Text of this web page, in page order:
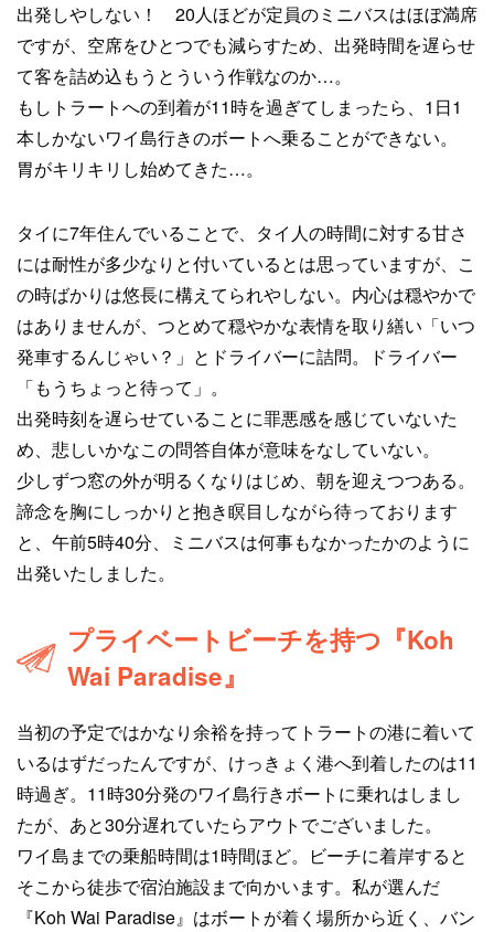
出発しやしない！ 20人ほどが定員のミニバスはほぼ満席
ですが、空席をひとつでも減らすため、出発時間を遅らせ
て客を詰め込もうとういう作戦なのか…。
もしトラートへの到着が11時を過ぎてしまったら、1日1
本しかないワイ島行きのボートへ乗ることができない。
胃がキリキリし始めてきた…。
タイに7年住んでいることで、タイ人の時間に対する甘さ
には耐性が多少なりと付いているとは思っていますが、こ
の時ばかりは悠長に構えてられやしない。内心は穏やかで
はありませんが、つとめて穏やかな表情を取り繕い「いつ
発車するんじゃい？」とドライバーに詰問。ドライバー
「もうちょっと待って」。
出発時刻を遅らせていることに罪悪感を感じていないた
め、悲しいかなこの問答自体が意味をなしていない。
少しずつ窓の外が明るくなりはじめ、朝を迎えつつある。
諦念を胸にしっかりと抱き瞑目しながら待っております
と、午前5時40分、ミニバスは何事もなかったかのように
出発いたしました。
プライベートビーチを持つ『Koh
Wai Paradise』
当初の予定ではかなり余裕を持ってトラートの港に着いて
いるはずだったんですが、けっきょく港へ到着したのは11
時過ぎ。11時30分発のワイ島行きボートに乗れはしまし
たが、あと30分遅れていたらアウトでございました。
ワイ島までの乗船時間は1時間ほど。ビーチに着岸すると
そこから徒歩で宿泊施設まで向かいます。私が選んだ
『Koh Wai Paradise』はボートが着く場所から近く、バン